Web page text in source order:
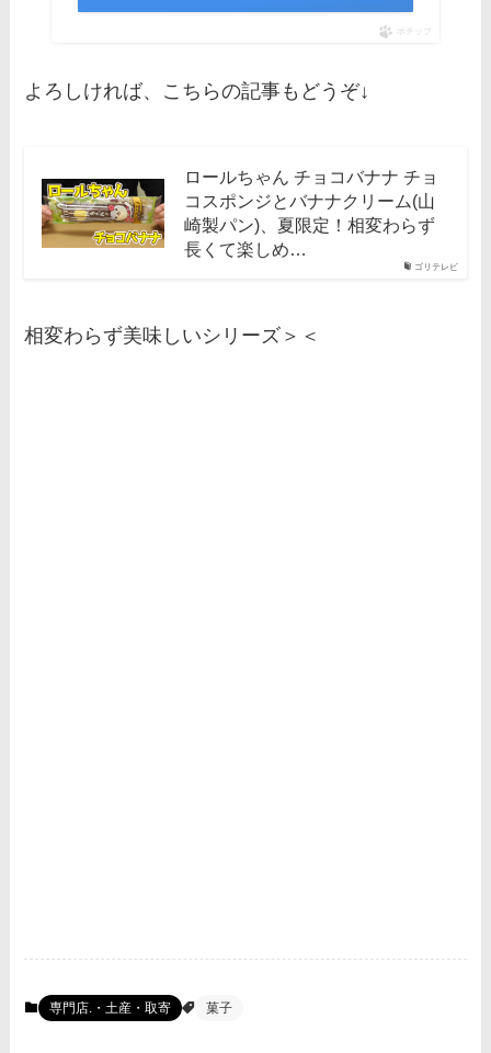
ポチップ
よろしければ、こちらの記事もどうぞ↓
ゴリテレビ
ロールちゃん チョコバナナ チョ
コスポンジとバナナクリーム(山
崎製パン)、夏限定！相変わらず
長くて楽しめ…
相変わらず美味しいシリーズ＞＜
専門店.・土産・取寄 菓子